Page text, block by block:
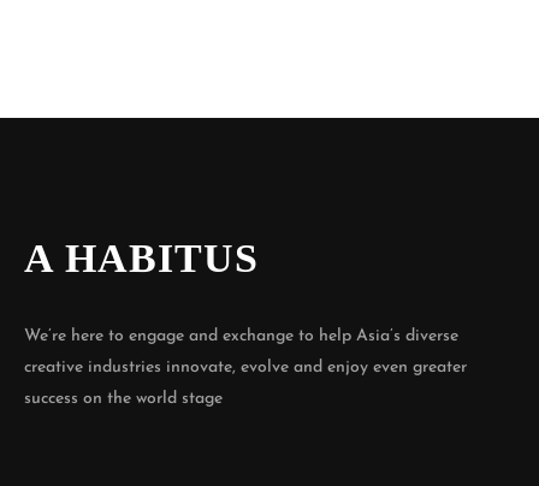
A HABITUS
We’re here to engage and exchange to help Asia’s diverse
creative industries innovate, evolve and enjoy even greater
success on the world stage